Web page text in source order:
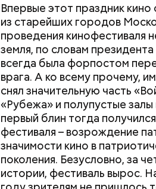
Впервые этот праздник
из старейших городов
проведения кинофестиваля
земля, по словам
всегда была форпостом
врага. А ко всему прочему,
снял значительную часть
«Рубежа» и полупустые
первый блин тогда
фестиваля – возрождение
значимости кино в
поколения. Безусловно, за
истории, фестиваль вырос.
Эксперт
Освобождение
РФ нужно
похвастаться